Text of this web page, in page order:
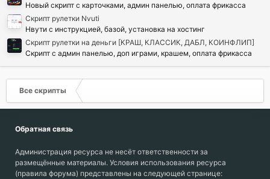
Новый скрипт с карточками, админ панелью, оплата фрикасса
Скрипт рулетки Nvuti
Нвути с инструкцией, базой, установка на хостинг
Скрипт рулетки на деньги [КРАШ, КЛАССИК, ДАБЛ, КОИНФЛИП]
Скрипт с админ панелью, доп играми, крашем, оплата фрикасса
Все скрипты
Обратная связь
Администрация ресурса не несёт ответственности за
размещённые материалы. Условия использования ресурса
(правила форума) представлены на следующей странице: